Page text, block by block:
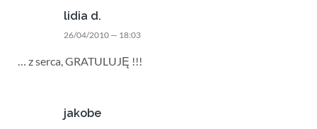
lidia d.
26/04/2010 — 18:03
… z serca, GRATULUJĘ !!!
jakobe